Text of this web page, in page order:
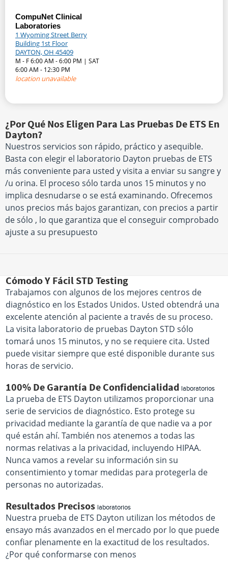
CompuNet Clinical
Laboratories
1 Wyoming Street Berry
Building 1st Floor
DAYTON, OH 45409
M - F 6:00 AM - 6:00 PM | SAT
6:00 AM - 12:30 PM
location unavailable
¿Por Qué Nos Eligen Para Las Pruebas De ETS En
Dayton?
Nuestros servicios son rápido, práctico y asequible.
Basta con elegir el laboratorio Dayton pruebas de ETS
más conveniente para usted y visita a enviar su sangre y
/u orina. El proceso sólo tarda unos 15 minutos y no
implica desnudarse o se está examinando. Ofrecemos
unos precios más bajos garantizan, con precios a partir
de sólo , lo que garantiza que el conseguir comprobado
ajuste a su presupuesto
Cómodo Y Fácil STD Testing
Trabajamos con algunos de los mejores centros de
diagnóstico en los Estados Unidos. Usted obtendrá una
excelente atención al paciente a través de su proceso.
La visita laboratorio de pruebas Dayton STD sólo
tomará unos 15 minutos, y no se requiere cita. Usted
puede visitar siempre que esté disponible durante sus
horas de servicio.
100% De Garantía De Confidencialidad laboratorios
La prueba de ETS Dayton utilizamos proporcionar una
serie de servicios de diagnóstico. Esto protege su
privacidad mediante la garantía de que nadie va a por
qué están ahí. También nos atenemos a todas las
normas relativas a la privacidad, incluyendo HIPAA.
Nunca vamos a revelar su información sin su
consentimiento y tomar medidas para protegerla de
personas no autorizadas.
Resultados Precisos laboratorios
Nuestra prueba de ETS Dayton utilizan los métodos de
ensayo más avanzados en el mercado por lo que puede
confiar plenamente en la exactitud de los resultados.
¿Por qué conformarse con menos